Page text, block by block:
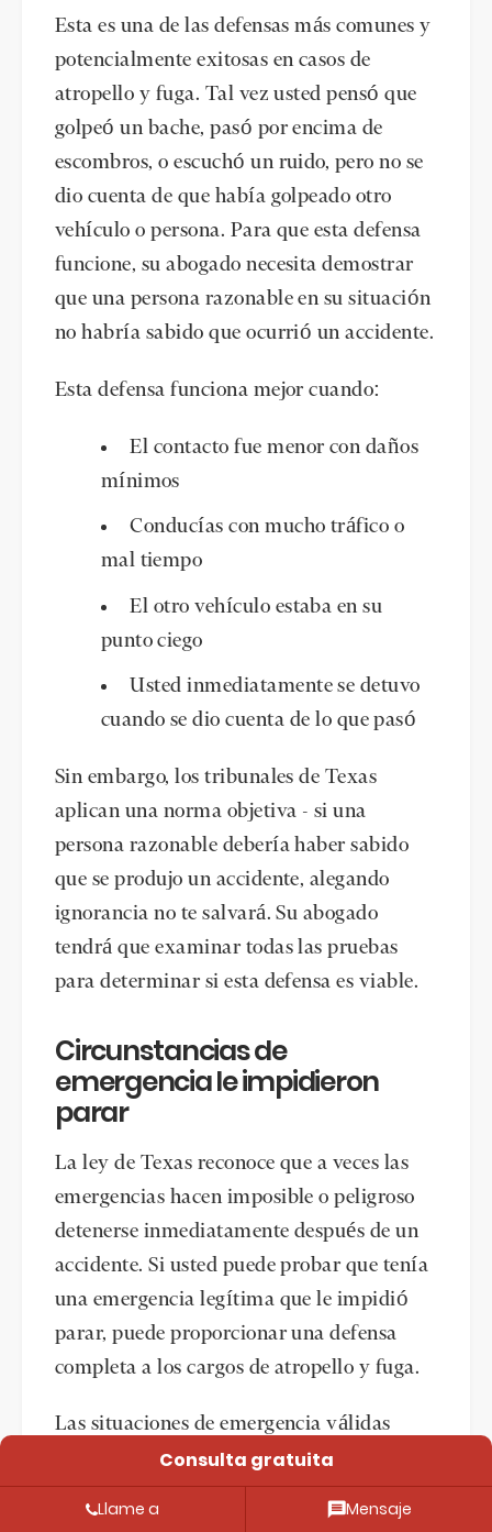
Esta es una de las defensas más comunes y
potencialmente exitosas en casos de
atropello y fuga. Tal vez usted pensó que
golpeó un bache, pasó por encima de
escombros, o escuchó un ruido, pero no se
dio cuenta de que había golpeado otro
vehículo o persona. Para que esta defensa
funcione, su abogado necesita demostrar
que una persona razonable en su situación
no habría sabido que ocurrió un accidente.
Esta defensa funciona mejor cuando:
El contacto fue menor con daños
mínimos
Conducías con mucho tráfico o
mal tiempo
El otro vehículo estaba en su
punto ciego
Usted inmediatamente se detuvo
cuando se dio cuenta de lo que pasó
Sin embargo, los tribunales de Texas
aplican una norma objetiva - si una
persona razonable debería haber sabido
que se produjo un accidente, alegando
ignorancia no te salvará. Su abogado
tendrá que examinar todas las pruebas
para determinar si esta defensa es viable.
Circunstancias de
emergencia le impidieron
parar
La ley de Texas reconoce que a veces las
emergencias hacen imposible o peligroso
detenerse inmediatamente después de un
accidente. Si usted puede probar que tenía
una emergencia legítima que le impidió
parar, puede proporcionar una defensa
completa a los cargos de atropello y fuga.
Las situaciones de emergencia válidas
podrían incluir:
Urgencia médica que requiere
Consulta gratuita
Llame a Mensaje